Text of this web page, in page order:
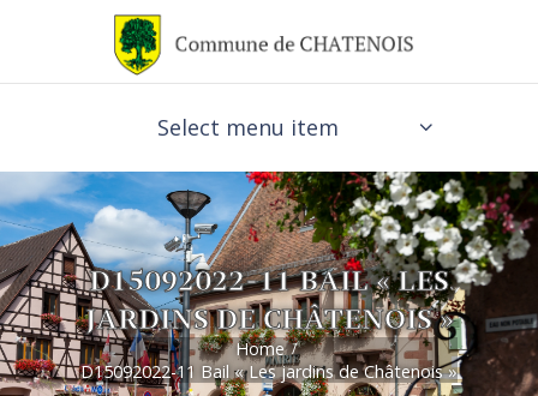
Select menu item
D15092022-11 BAIL « LES
JARDINS DE CHÂTENOIS »
Home
D15092022-11 Bail « Les jardins de Châtenois »